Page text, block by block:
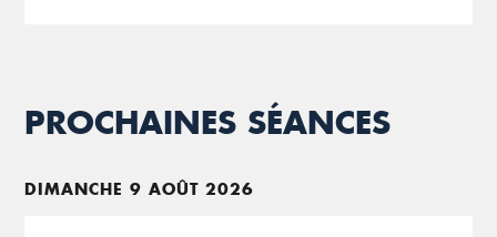
PROCHAINES SÉANCES
DIMANCHE 9 AOÛT 2026